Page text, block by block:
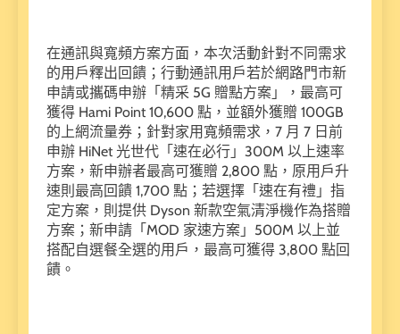
在通訊與寬頻方案方面，本次活動針對不同需求
的用戶釋出回饋；行動通訊用戶若於網路門市新
申請或攜碼申辦「精采 5G 贈點方案」，最高可
獲得 Hami Point 10,600 點，並額外獲贈 100GB
的上網流量券；針對家用寬頻需求，7 月 7 日前
申辦 HiNet 光世代「速在必行」300M 以上速率
方案，新申辦者最高可獲贈 2,800 點，原用戶升
速則最高回饋 1,700 點；若選擇「速在有禮」指
定方案，則提供 Dyson 新款空氣清淨機作為搭贈
方案；新申請「MOD 家速方案」500M 以上並
搭配自選餐全選的用戶，最高可獲得 3,800 點回
饋。